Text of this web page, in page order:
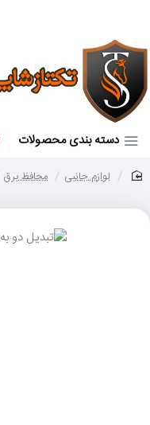
دسته بندی محصولات
لوازم جانبی محافظ برق